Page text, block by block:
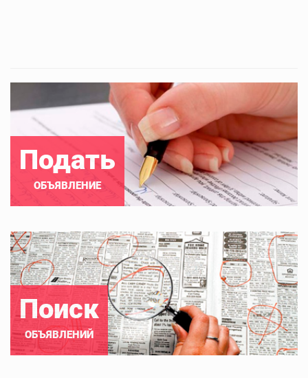
Подать
ОБЪЯВЛЕНИЕ
Поиск
ОБЪЯВЛЕНИЙ